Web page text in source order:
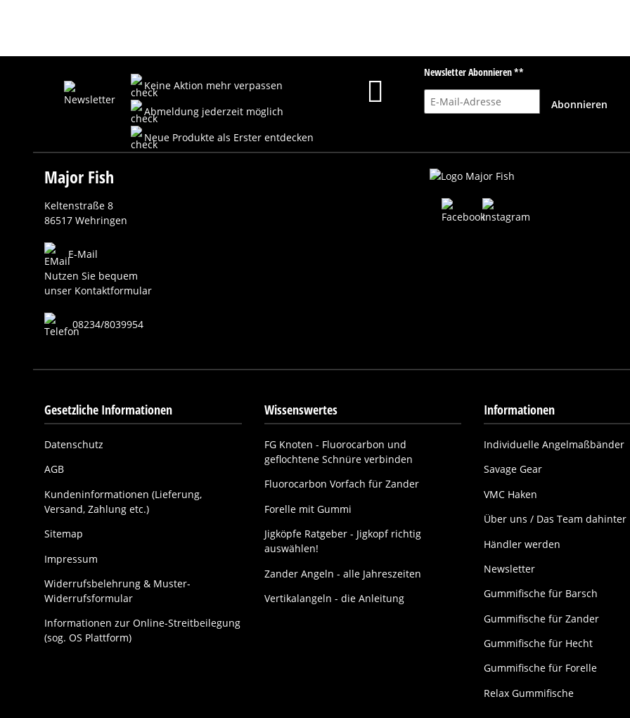
Keine Aktion mehr verpassen
Abmeldung jederzeit möglich
Neue Produkte als Erster entdecken
Newsletter Abonnieren **
E-Mail-Adresse
Abonnieren
Major Fish
Keltenstraße 8
86517 Wehringen
E-Mail
Nutzen Sie bequem
unser Kontaktformular
08234/8039954
Gesetzliche Informationen
Datenschutz
AGB
Kundeninformationen (Lieferung,
Versand, Zahlung etc.)
Sitemap
Impressum
Widerrufsbelehrung & Muster-
Widerrufsformular
Informationen zur Online-Streitbeilegung
(sog. OS Plattform)
Wissenswertes
FG Knoten - Fluorocarbon und
geflochtene Schnüre verbinden
Fluorocarbon Vorfach für Zander
Forelle mit Gummi
Jigköpfe Ratgeber - Jigkopf richtig
auswählen!
Zander Angeln - alle Jahreszeiten
Vertikalangeln - die Anleitung
Informationen
Individuelle Angelmaßbänder
Savage Gear
VMC Haken
Über uns / Das Team dahinter
Händler werden
Newsletter
Gummifische für Barsch
Gummifische für Zander
Gummifische für Hecht
Gummifische für Forelle
Relax Gummifische